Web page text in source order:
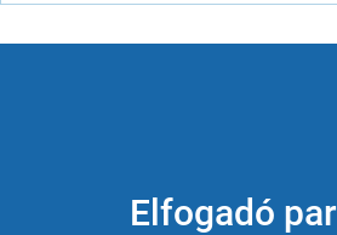
Elfogadó